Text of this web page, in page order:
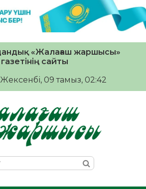
«Жалағаш жаршысы»
газетінің сайты
09 тамыз, 02:42